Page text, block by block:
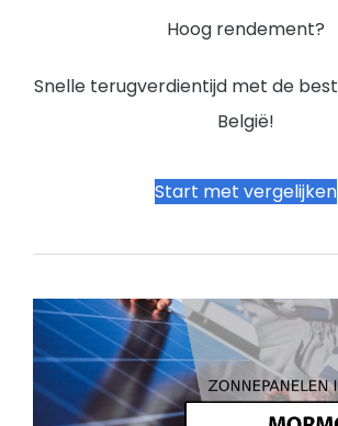
Hoog rendement?
Snelle terugverdientijd met de
België!
Start met vergelijken